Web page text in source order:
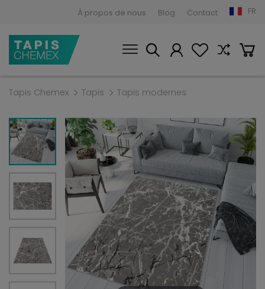
À propos de nous Blog Contact FR
Tapis Chemex Tapis Tapis modernes